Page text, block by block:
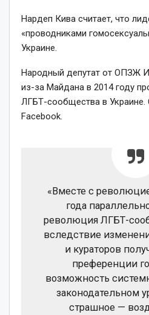
Нардеп Кива считает, что
«проводниками
Украине.
Народный депутат от ОПЗЖ
из-за Майдана в 2014 году
ЛГБТ-сообщества в Украине.
Facebook.
«Вместе с
года
революция ЛГБТ-
вследствие
и кураторов
преференции
возможность
законодательном
страшное —